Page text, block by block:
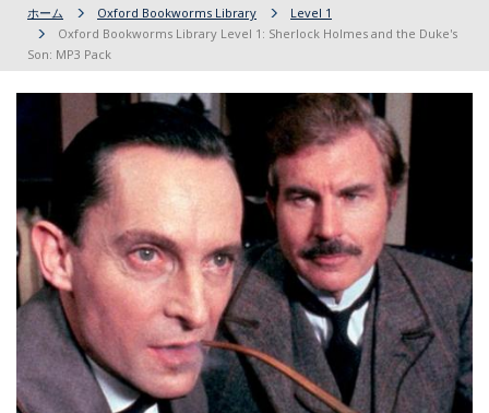
ホーム Oxford Bookworms Library
Level 1
Oxford Bookworms Library Level 1: Sherlock Holmes and the Duke's
Son: MP3 Pack